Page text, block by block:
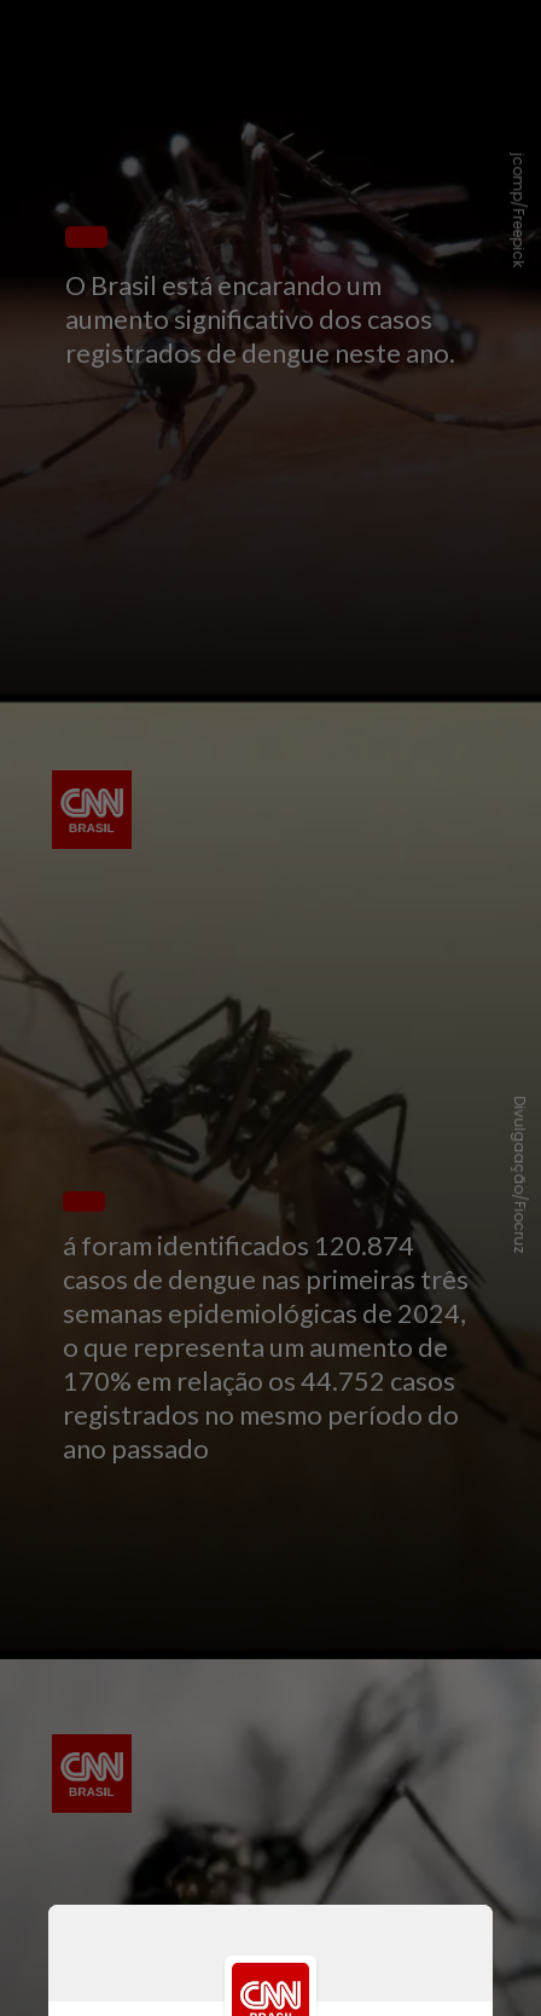
O Brasil está encarando um
aumento significativo dos casos
registrados de dengue neste ano.
jcomp/Freepick
á foram identificados 120.874
casos de dengue nas primeiras três
semanas epidemiológicas de 2024,
o que representa um aumento de
170% em relação os 44.752 casos
registrados no mesmo período do
ano passado
Divulgaação/Fiocruz